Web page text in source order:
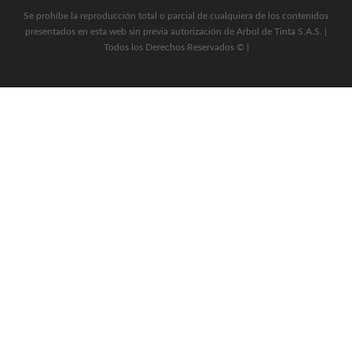
Se prohíbe la reproducción total o parcial de cualquiera de los contenidos
presentados en esta web sin previa autorización de Arbol de Tinta S.A.S. |
Todos los Derechos Reservados © |